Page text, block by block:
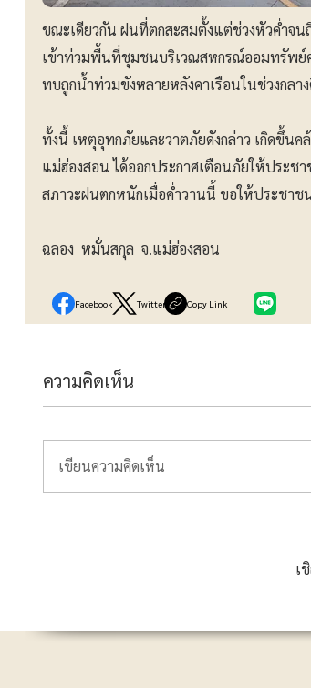
ขณะเดียวกัน ฝนที่ตกสะสมตั้งแต่ช่วงหัวค่ำจน
เข้าท่วมพื้นที่ชุมชนบริเวณสหกรณ์ออมทรัพย์
ทบถูกน้ำท่วมขังหลายหลังคาเรือนในช่วงกลา
ทั้งนี้ เหตุอุทกภัยและวาตภัยดังกล่าว เกิดขึ้นค
แม่ฮ่องสอน ได้ออกประกาศเตือนภัยให้ประช
สภาวะฝนตกหนักเมื่อค่ำวานนี้ ขอให้ประชา
ฉลอง หมั่นสกุล จ.แม่ฮ่องสอน
Facebook Twitter Copy Link
ความคิดเห็น
เขียนความคิดเห็น
เ